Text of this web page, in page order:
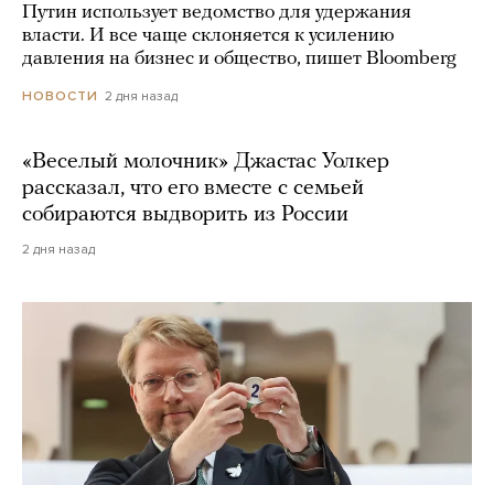
Путин использует ведомство для удержания
власти. И все чаще склоняется к усилению
давления на бизнес и общество, пишет Bloomberg
НОВОСТИ 2 дня назад
«Веселый молочник» Джастас Уолкер
рассказал, что его вместе с семьей
собираются выдворить из России
2 дня назад